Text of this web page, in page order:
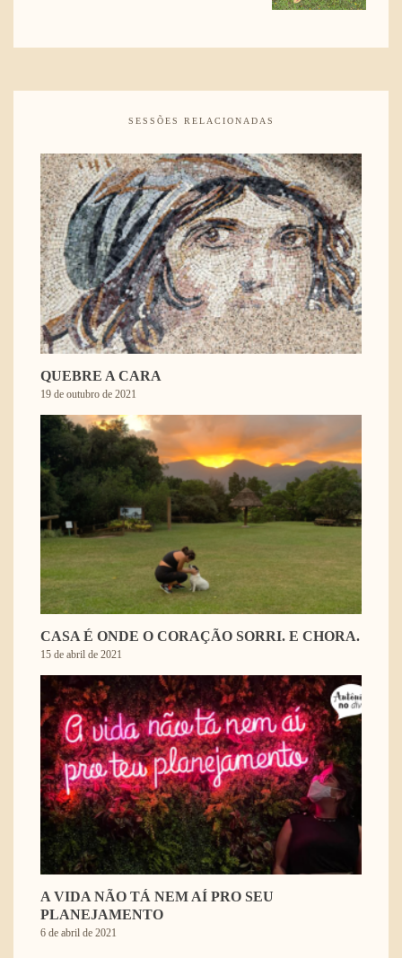
SESSÕES RELACIONADAS
QUEBRE A CARA
19 de outubro de 2021
CASA É ONDE O CORAÇÃO SORRI. E CHORA.
15 de abril de 2021
A VIDA NÃO TÁ NEM AÍ PRO SEU
PLANEJAMENTO
6 de abril de 2021